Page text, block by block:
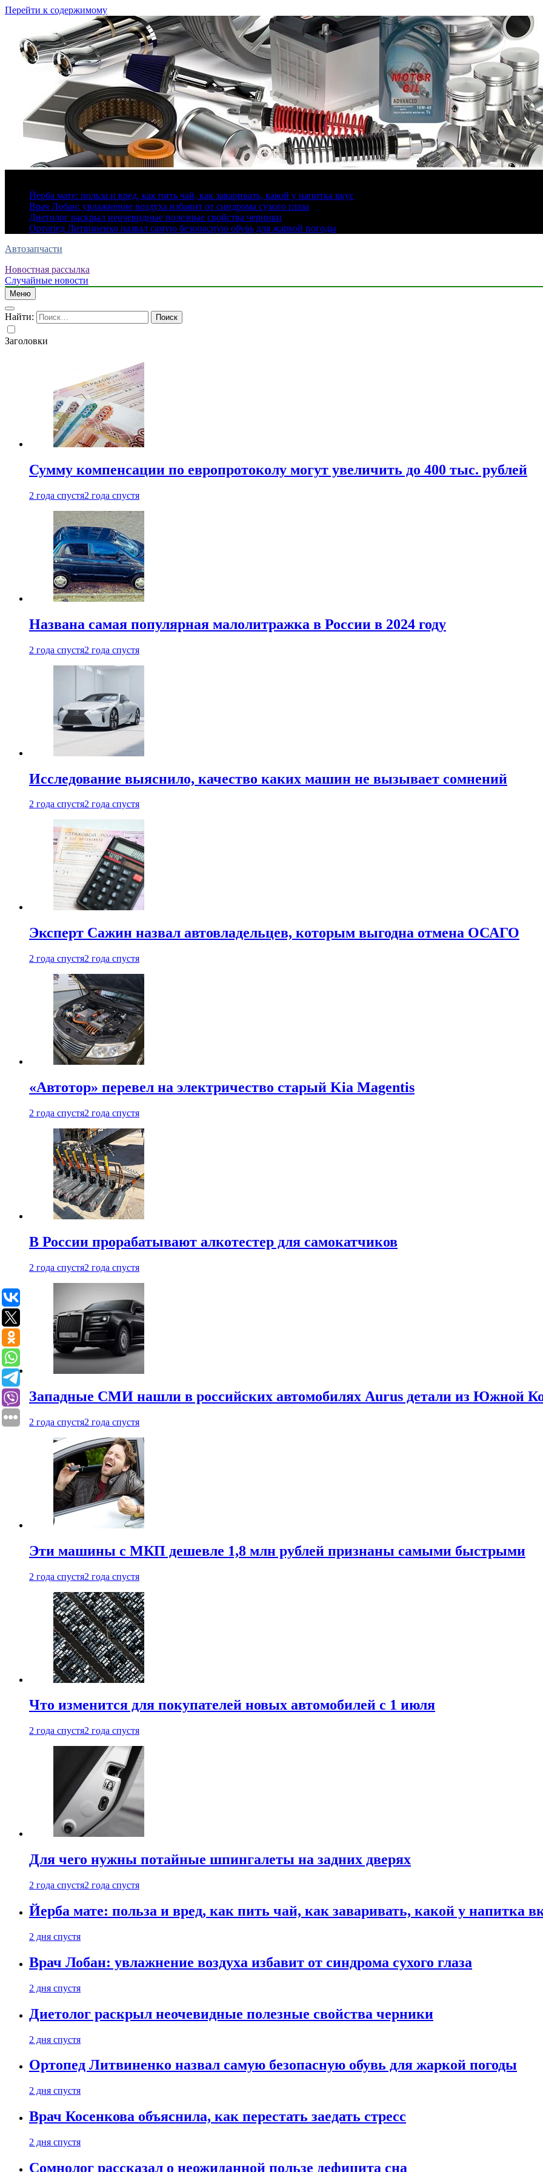
Перейти к содержимому
Йерба мате: польза и вред, как пить чай, как заваривать, какой у напитка вкус
Врач Лобан: увлажнение воздуха избавит от синдрома сухого глаза
Диетолог раскрыл неочевидные полезные свойства черники
Ортопед Литвиненко назвал самую безопасную обувь для жаркой погоды
Автозапчасти
Новостная рассылка
Случайные новости
Меню
Найти:
Заголовки
Сумму компенсации по европротоколу могут увеличить до 400 тыс. рублей
2 года спустя2 года спустя
Названа самая популярная малолитражка в России в 2024 году
2 года спустя2 года спустя
Исследование выяснило, качество каких машин не вызывает сомнений
2 года спустя2 года спустя
Эксперт Сажин назвал автовладельцев, которым выгодна отмена ОСАГО
2 года спустя2 года спустя
«Автотор» перевел на электричество старый Kia Magentis
2 года спустя2 года спустя
В России прорабатывают алкотестер для самокатчиков
2 года спустя2 года спустя
Западные СМИ нашли в российских автомобилях Aurus детали из Южной
2 года спустя2 года спустя
Эти машины с МКП дешевле 1,8 млн рублей признаны самыми быстрыми
2 года спустя2 года спустя
Что изменится для покупателей новых автомобилей с 1 июля
2 года спустя2 года спустя
Для чего нужны потайные шпингалеты на задних дверях
2 года спустя2 года спустя
Йерба мате: польза и вред, как пить чай, как заваривать, какой у напитка
2 дня спустя
Врач Лобан: увлажнение воздуха избавит от синдрома сухого глаза
2 дня спустя
Диетолог раскрыл неочевидные полезные свойства черники
2 дня спустя
Ортопед Литвиненко назвал самую безопасную обувь для жаркой погоды
2 дня спустя
Врач Косенкова объяснила, как перестать заедать стресс
2 дня спустя
Сомнолог рассказал о неожиданной пользе дефицита сна